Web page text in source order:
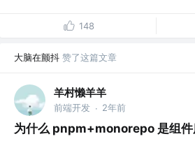
148
大脑在颤抖 赞了这篇文章
羊村懒羊羊
前端开发 · 2年前
为什么 pnpm+monorepo 是组件